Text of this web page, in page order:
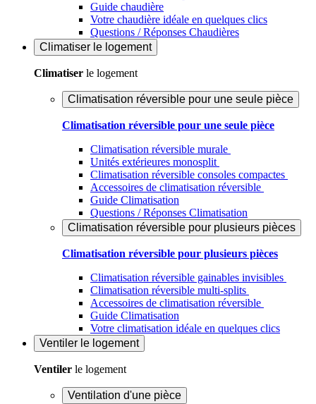
Guide chaudière
Votre chaudière idéale en quelques clics
Questions / Réponses Chaudières
Climatiser le logement
Climatiser le logement
Climatisation réversible pour une seule pièce
Climatisation réversible pour une seule pièce
Climatisation réversible murale
Unités extérieures monosplit
Climatisation réversible consoles compactes
Accessoires de climatisation réversible
Guide Climatisation
Questions / Réponses Climatisation
Climatisation réversible pour plusieurs pièces
Climatisation réversible pour plusieurs pièces
Climatisation réversible gainables invisibles
Climatisation réversible multi-splits
Accessoires de climatisation réversible
Guide Climatisation
Votre climatisation idéale en quelques clics
Ventiler le logement
Ventiler le logement
Ventilation d'une pièce